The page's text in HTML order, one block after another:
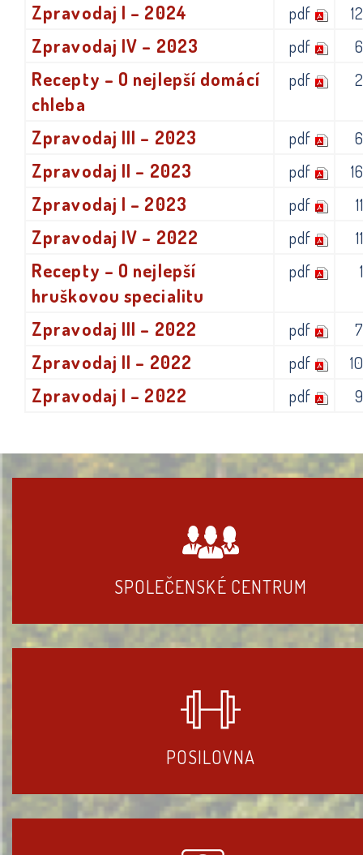
Zpravodaj I – 2024 pdf
Zpravodaj IV – 2023 pdf
Recepty – O nejlepší domácí
chleba
pdf
Zpravodaj III – 2023 pdf
Zpravodaj II – 2023 pdf
Zpravodaj I – 2023 pdf
Zpravodaj IV – 2022 pdf
Recepty – O nejlepší
hruškovou specialitu
pdf
Zpravodaj III – 2022 pdf
Zpravodaj II – 2022 pdf
Zpravodaj I – 2022 pdf
SPOLEČENSKÉ CENTRUM
POSILOVNA